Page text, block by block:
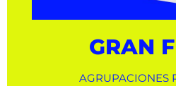
GRAN
AGRUPACIONES